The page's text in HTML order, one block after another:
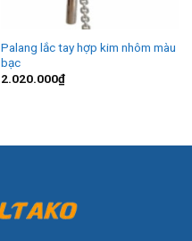
Palang lắc tay hợp kim nhôm màu
bạc
2.020.000₫